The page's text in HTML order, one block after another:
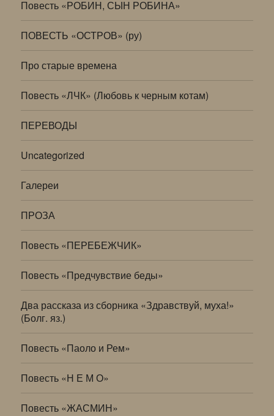
Повесть «РОБИН, СЫН РОБИНА»
ПОВЕСТЬ «ОСТРОВ» (ру)
Про старые времена
Повесть «ЛЧК» (Любовь к черным котам)
ПЕРЕВОДЫ
Uncategorized
Галереи
ПРОЗА
Повесть «ПЕРЕБЕЖЧИК»
Повесть «Предчувствие беды»
Два рассказа из сборника «Здравствуй, муха!»
(Болг. яз.)
Повесть «Паоло и Рем»
Повесть «Н Е М О»
Повесть «ЖАСМИН»